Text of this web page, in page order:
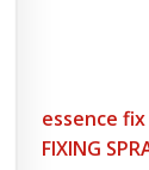
essence fix
FIXING